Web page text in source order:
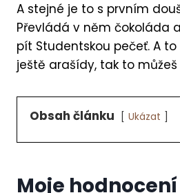
A stejné je to s prvním
Převládá v něm čokoláda
pít Studentskou pečeť. A
ještě arašídy, tak to
Obsah článku Ukázat
Moje hodnocení